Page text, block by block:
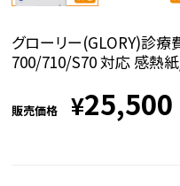
グローリー(GLORY)診
700/710/S70 対応 感熱紙
販売価格 ¥25,500